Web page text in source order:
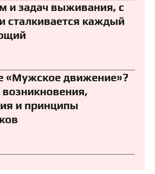
и задач выживания, с
сталкивается каждый
«Мужское движение»?
и принципы